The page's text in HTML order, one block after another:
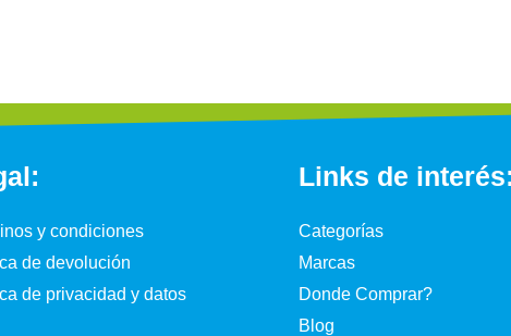
y condiciones
de devolución
de privacidad y datos
Links de interés:
Categorías
Marcas
Donde Comprar?
Blog